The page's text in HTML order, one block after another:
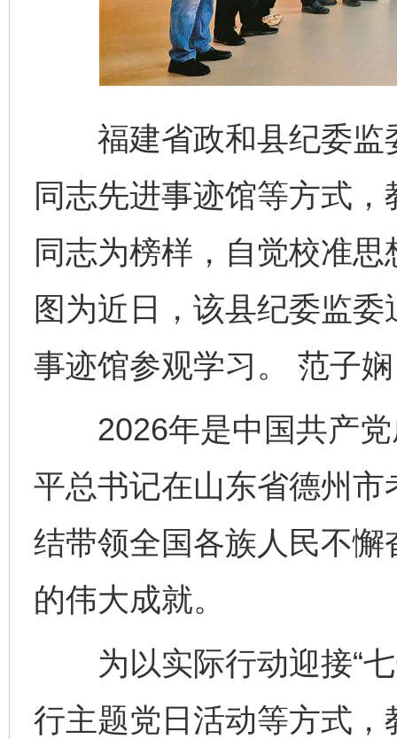
福建省政和县纪委监
同志先进事迹馆等方式
同志为榜样，自觉校准
图为近日，该县纪委监
事迹馆参观学习。 范子
2026年是中国共产党
平总书记在山东省德州
结带领全国各族人民不
的伟大成就。
为以实际行动迎接“七
行主题党日活动等方式